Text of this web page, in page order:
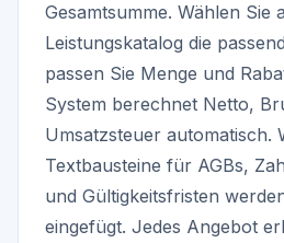
Gesamtsumme. Wählen Sie
Leistungskatalog die
passen Sie Menge und
System berechnet Netto,
Umsatzsteuer automatisch.
Textbausteine für AGBs,
und Gültigkeitsfristen
eingefügt. Jedes Angebot